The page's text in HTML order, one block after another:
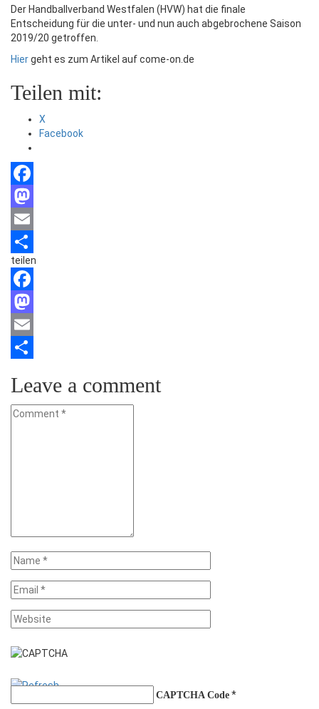
Der Handballverband Westfalen (HVW) hat die finale
Entscheidung für die unter- und nun auch abgebrochene Saison
2019/20 getroffen.
Hiergeht es zum Artikel auf come-on.de
Teilen mit:
X
Facebook
Facebook
Mastodon
Email
Teilen
teilen
Facebook
Mastodon
Email
Leave a comment
CAPTCHA Code *